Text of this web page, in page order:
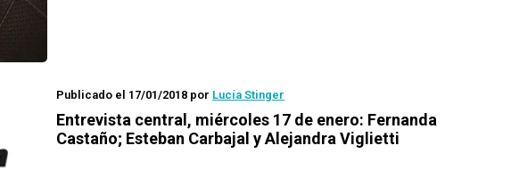
Publicado el 17/01/2018 por Lucía Stinger
Entrevista central, miércoles 17 de enero: Fernanda
Castaño; Esteban Carbajal y Alejandra Viglietti